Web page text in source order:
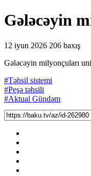
Gələcəyin
12 iyun 2026 206 baxış
Gələcəyin milyonçuları
#Təhsil sistemi
#Peşə təhsili
#Aktual Gündəm